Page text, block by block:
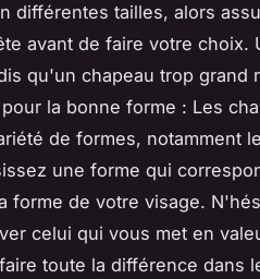
différentes tailles, alors
avant de faire votre choix.
qu'un chapeau trop grand
la bonne forme : Les
de formes, notamment
une forme qui
forme de votre visage.
celui qui vous met en
toute la différence dans